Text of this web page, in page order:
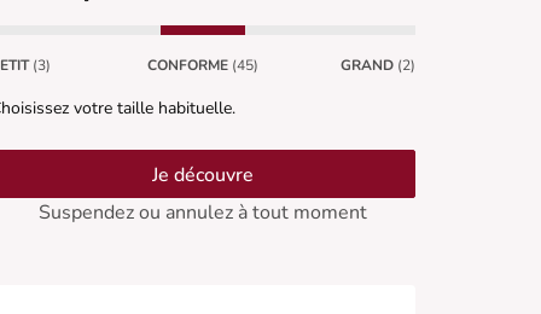
(3) CONFORME (45) GRAND (2)
votre taille habituelle.
Je découvre
Suspendez ou annulez à tout moment